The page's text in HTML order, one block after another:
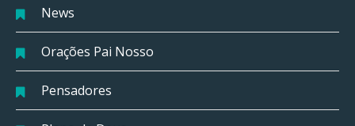
News
Orações Pai Nosso
Pensadores